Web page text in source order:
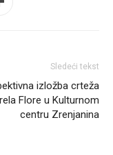
Sledeći tekst
izložba crteža
Flore u Kulturnom
centru Zrenjanina